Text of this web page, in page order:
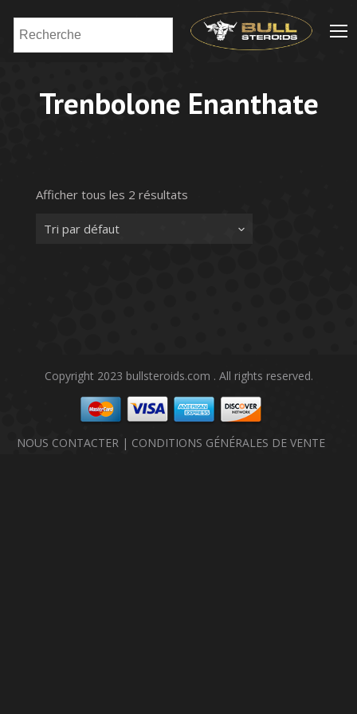
Trenbolone Enanthate
Afficher tous les 2 résultats
Tri par défaut
Copyright 2023 bullsteroids.com . All rights reserved.
NOUS CONTACTER| CONDITIONS GÉNÉRALES DE VENTE